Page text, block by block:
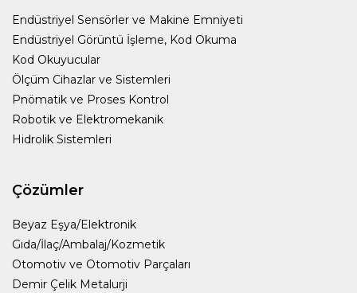
Endüstriyel Sensörler ve Makine Emniyeti
Endüstriyel Görüntü İşleme, Kod Okuma
Kod Okuyucular
Ölçüm Cihazlar ve Sistemleri
Pnömatik ve Proses Kontrol
Robotik ve Elektromekanik
Hidrolik Sistemleri
Çözümler
Beyaz Eşya/Elektronik
Gıda/İlaç/Ambalaj/Kozmetik
Otomotiv ve Otomotiv Parçaları
Demir Çelik Metalurji